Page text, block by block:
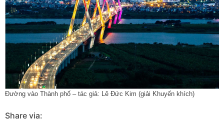
Đường vào Thành phố – tác giả: Lê Đức Kim (giải Khuyến khích)
Share via: